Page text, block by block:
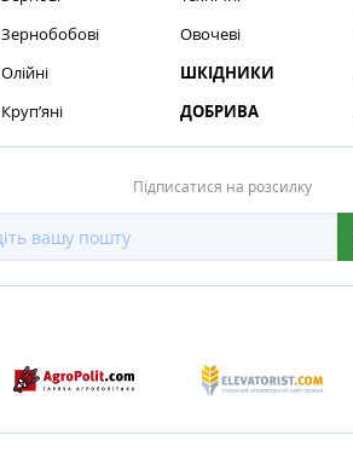
Зернобобові
Олійні
Круп’яні
Овочеві
ШКІДНИКИ
ДОБРИВА
Підписатися на розсилку